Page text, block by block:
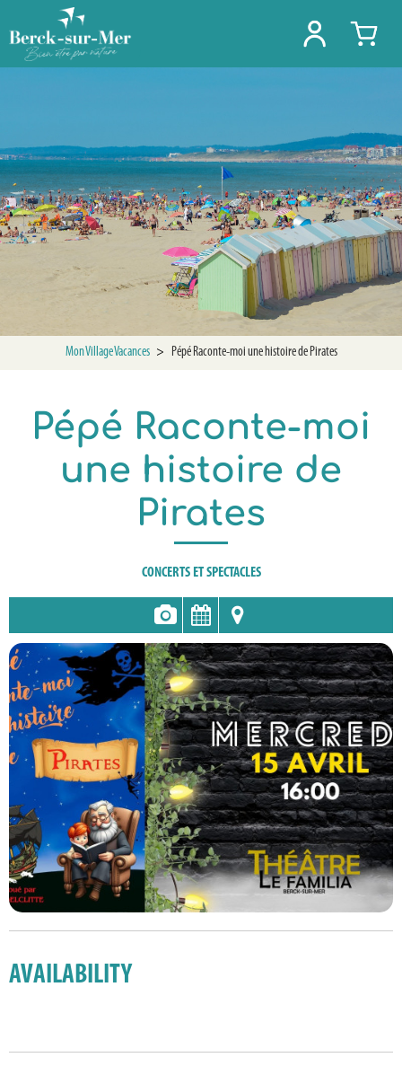
Mon Village Vacances > Pépé Raconte-moi une histoire de Pirates
Pépé Raconte-moi
une histoire de
Pirates
CONCERTS ET SPECTACLES
AVAILABILITY